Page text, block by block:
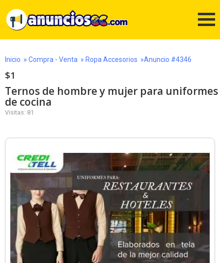
Inicio » Compra - Venta » Ropa Accesorios »Anuncio #4346
$1
Ternos de hombre y mujer para uniformes
de cocina
Visitas: 81